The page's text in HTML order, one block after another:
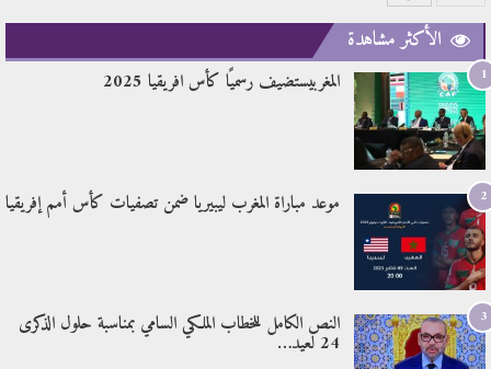
الأكثر مشاهدة
1 المغربيستضيف رسميًا كأس افريقيا 2025
2 موعد مباراة المغرب ليبيريا ضمن تصفيات كأس أمم إفريقيا
3 النص الكامل للخطاب الملكي السامي بمناسبة حلول الذكرى
24 لعيد…